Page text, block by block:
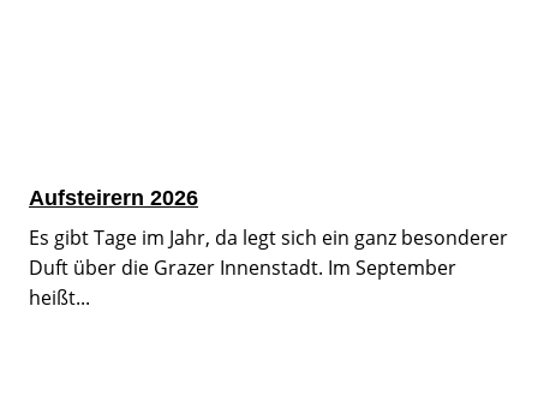
Aufsteirern 2026
Es gibt Tage im Jahr, da legt sich ein ganz besonderer
Duft über die Grazer Innenstadt. Im September
heißt...